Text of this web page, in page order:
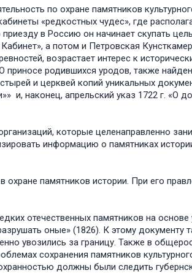
по охране памятников
«редкостных чудес», где
в Россию он начинает скупать
а потом и Петровская
возрастает интерес к
приносе родившихся уродов, также
и церквей копий уникальных
и, наконец, апрельский указ 1722 г. «О
которые целенаправленно
информацию о памятниках
охране памятников истории. При его
отечественных памятников на
оные» (1826). К этому документу
увозились за границу. Также в
сохранения памятников
должны были следить